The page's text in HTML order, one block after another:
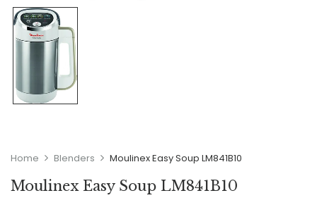
Home Blenders Moulinex Easy Soup LM841B10
Moulinex Easy Soup LM841B10